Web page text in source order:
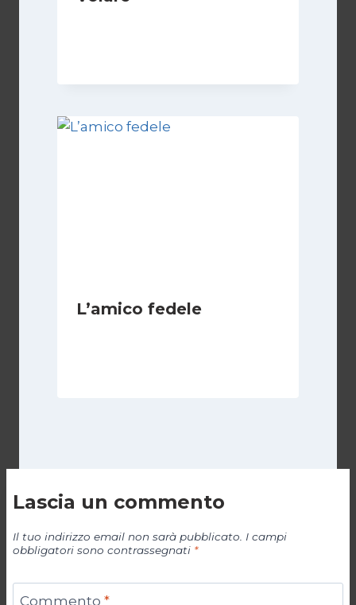
L’amico fedele
Lascia un commento
Il tuo indirizzo email non sarà pubblicato. I campi
obbligatori sono contrassegnati *
Commento *